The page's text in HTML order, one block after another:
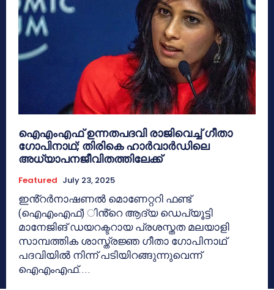
ഐഎംഎഫ് ഉന്നതപദവി രാജിവെച്ച് ഗീതാ
ഗോപിനാഥ്; തിരികെ ഹാർവാർഡിലെ
അധ്യാപനജീവിതത്തിലേക്ക്
Featured July 23, 2025
ഇൻ്റർനാഷണൽ മൊണേറ്ററി ഫണ്ട്
(ഐഎംഎഫ്) ിൻ്റെ ആദ്യ ഡെപ്യൂട്ടി
മാനേജിങ് ഡയറക്ടറായ പ്രശസ്തത മലയാളി
സാമ്പത്തിക ശാസ്ത്രജ്ഞ ഗീതാ ഗോപിനാഥ്
പദവിയിൽ നിന്ന് പടിയിറങ്ങുന്നുവെന്ന്
ഐഎംഎഫ്....